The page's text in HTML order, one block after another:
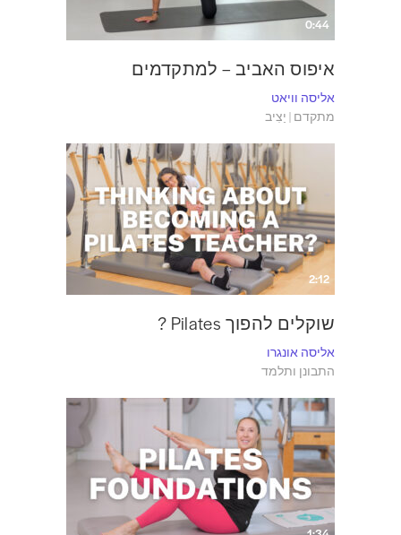
0:44
איפוס האביב – למתקדמים
אליסה וויאט
מתקדם | יַצִיב
2:12
שוקלים להפוך Pilates ?
אליסה אונגרו
התבונן ותלמד